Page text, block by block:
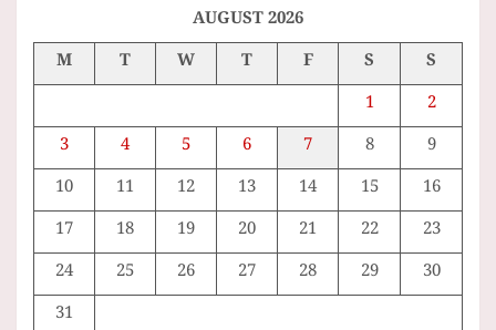
AUGUST 2026
M
T W T F S
S
1
2
3
4 5 6 7 8
9
10
11 12 13 14 15
16
17
18 19 20 21 22
23
24
25 26 27 28 29
30
31